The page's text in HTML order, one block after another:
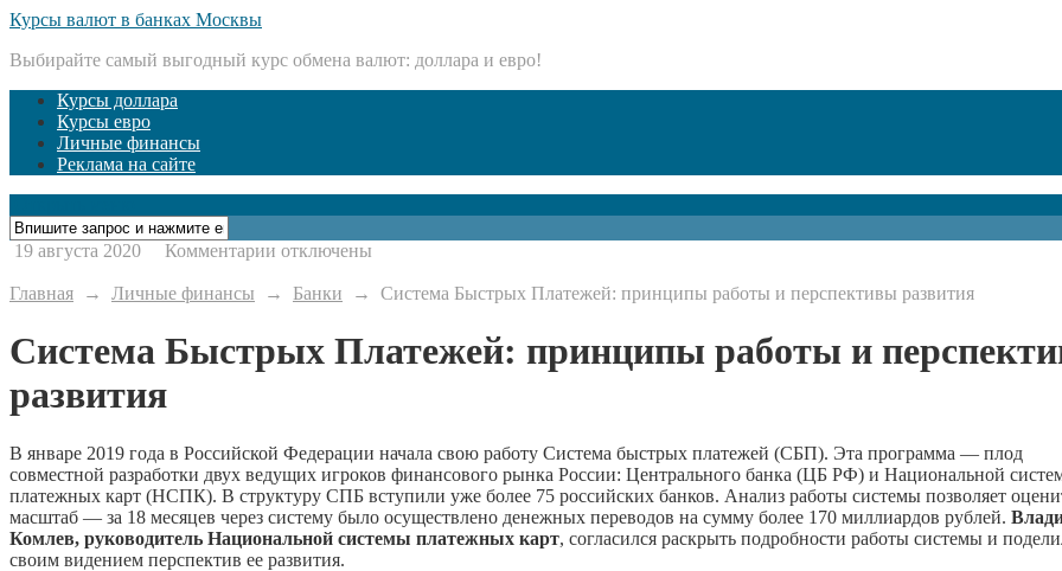
Курсы валют в банках Москвы
Выбирайте самый выгодный курс обмена валют: доллара и евро!
Курсы доллара
Курсы евро
Личные финансы
Реклама на сайте
19 августа 2020 Комментарии к
Система
Платежей:
принципы
отключены
Главная → Личные финансы → Банки → Система Быстрых Платежей: принципы работы и перспективы развития
Система Быстрых Платежей: принципы работы и
развития
В январе 2019 года в Российской Федерации начала свою работу Система быстрых платежей (СБП). Эта программа — плод
совместной разработки двух ведущих игроков финансового рынка России: Центрального банка (ЦБ РФ) и Национальной
платежных карт (НСПК). В структуру СПБ вступили уже более 75 российских банков. Анализ работы системы позволяет
масштаб — за 18 месяцев через систему было осуществлено денежных переводов на сумму более 170 миллиардов рублей.
Комлев, руководитель Национальной системы платежных карт, согласился раскрыть подробности работы системы и
своим видением перспектив ее развития.